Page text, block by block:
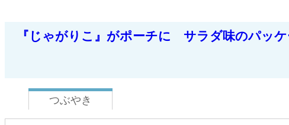
『じゃがりこ』がポーチに サラダ味のパッ
つぶやき